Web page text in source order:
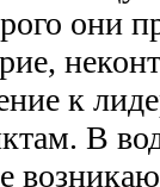
они
к
В